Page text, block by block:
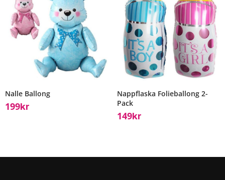
Nalle Ballong
199Kr
Nappflaska Folieballong 2-
Pack
149Kr